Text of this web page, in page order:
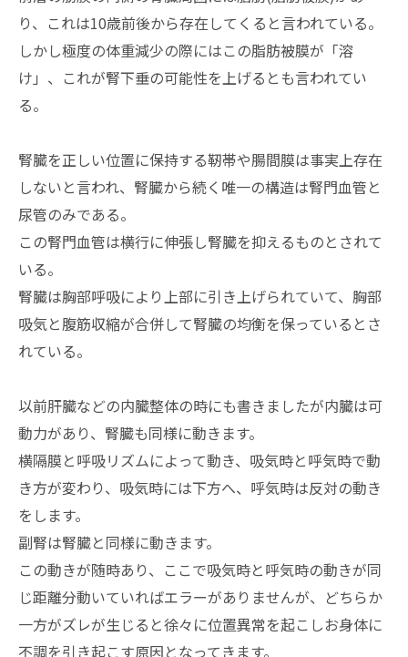
り、これは10歳前後から存在してくると言われている。
しかし極度の体重減少の際にはこの脂肪被膜が「溶
け」、これが腎下垂の可能性を上げるとも言われてい
る。
腎臓を正しい位置に保持する靭帯や腸間膜は事実上存在
しないと言われ、腎臓から続く唯一の構造は腎門血管と
尿管のみである。
この腎門血管は横行に伸張し腎臓を抑えるものとされて
いる。
腎臓は胸部呼吸により上部に引き上げられていて、胸部
吸気と腹筋収縮が合併して腎臓の均衡を保っているとさ
れている。
以前肝臓などの内臓整体の時にも書きましたが内臓は可
動力があり、腎臓も同様に動きます。
横隔膜と呼吸リズムによって動き、吸気時と呼気時で動
き方が変わり、吸気時には下方へ、呼気時は反対の動き
をします。
副腎は腎臓と同様に動きます。
この動きが随時あり、ここで吸気時と呼気時の動きが同
じ距離分動いていればエラーがありませんが、どちらか
一方がズレが生じると徐々に位置異常を起こしお身体に
不調を引き起こす原因となってきます。